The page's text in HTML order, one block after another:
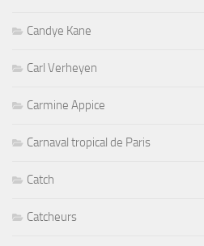
Candye Kane
Carl Verheyen
Carmine Appice
Carnaval tropical de Paris
Catch
Catcheurs